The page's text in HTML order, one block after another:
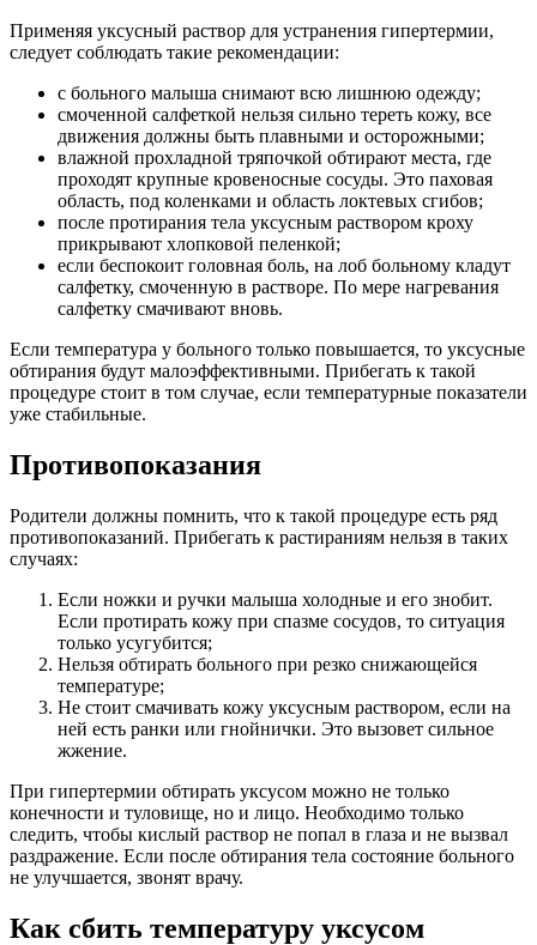
Применяя уксусный раствор для устранения гипертермии,
следует соблюдать такие рекомендации:
с больного малыша снимают всю лишнюю одежду;
смоченной салфеткой нельзя сильно тереть кожу, все
движения должны быть плавными и осторожными;
влажной прохладной тряпочкой обтирают места, где
проходят крупные кровеносные сосуды. Это паховая
область, под коленками и область локтевых сгибов;
после протирания тела уксусным раствором кроху
прикрывают хлопковой пеленкой;
если беспокоит головная боль, на лоб больному кладут
салфетку, смоченную в растворе. По мере нагревания
салфетку смачивают вновь.
Если температура у больного только повышается, то уксусные
обтирания будут малоэффективными. Прибегать к такой
процедуре стоит в том случае, если температурные показатели
уже стабильные.
Противопоказания
Родители должны помнить, что к такой процедуре есть ряд
противопоказаний. Прибегать к растираниям нельзя в таких
случаях:
Если ножки и ручки малыша холодные и его знобит.
Если протирать кожу при спазме сосудов, то ситуация
только усугубится;
Нельзя обтирать больного при резко снижающейся
температуре;
Не стоит смачивать кожу уксусным раствором, если на
ней есть ранки или гнойнички. Это вызовет сильное
жжение.
При гипертермии обтирать уксусом можно не только
конечности и туловище, но и лицо. Необходимо только
следить, чтобы кислый раствор не попал в глаза и не вызвал
раздражение. Если после обтирания тела состояние больного
не улучшается, звонят врачу.
Как сбить температуру уксусом